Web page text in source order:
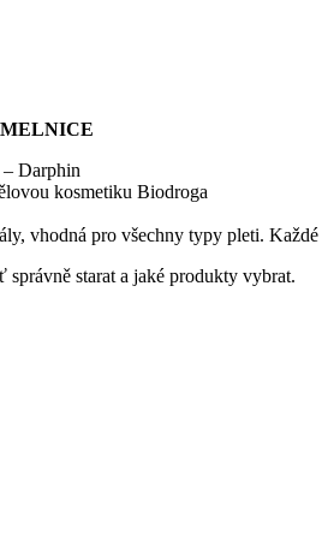
– Darphin
kosmetiku Biodroga
vhodná pro všechny typy pleti.
starat a jaké produkty vybrat.